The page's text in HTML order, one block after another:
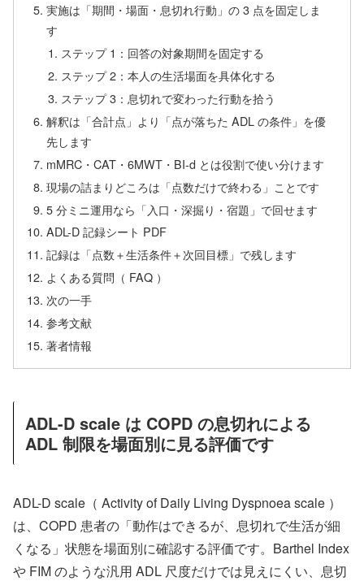
実施は「期間・場面・息切れ行動」の 3 点を固定しま
す
ステップ 1：回答の対象期間を固定する
ステップ 2：本人の生活場面を具体化する
ステップ 3：息切れで変わった行動を拾う
解釈は「合計点」より「点が落ちた ADL の条件」を優
先します
mMRC・CAT・6MWT・BI-d とは役割で使い分けます
現場の詰まりどころは「点数だけで終わる」ことです
5 分ミニ運用なら「入口・深掘り・宿題」で回せます
ADL-D 記録シート PDF
記録は「点数＋生活条件＋次回目標」で残します
よくある質問（ FAQ ）
次の一手
参考文献
著者情報
ADL-D scale は COPD の息切れによる
ADL 制限を場面別に見る評価です
ADL-D scale（ Activity of Daily Living Dyspnoea scale ）
は、COPD 患者の「動作はできるが、息切れで生活が細
くなる」状態を場面別に確認する評価です。Barthel Index
や FIM のような汎用 ADL 尺度だけでは見えにくい、息切